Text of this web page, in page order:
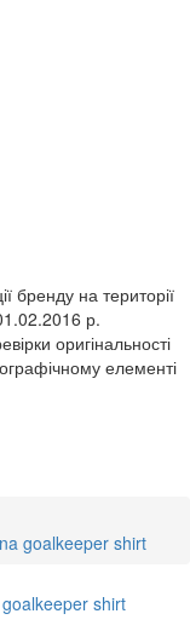
бренду на території
р.
оригінальності
елементі
goalkeeper shirt